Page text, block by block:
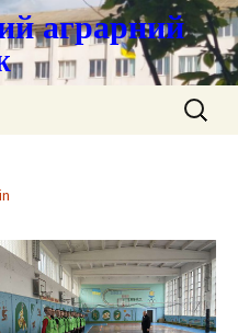
аграрний
Пошук: